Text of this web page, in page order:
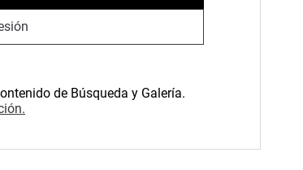
de Búsqueda y Galería.